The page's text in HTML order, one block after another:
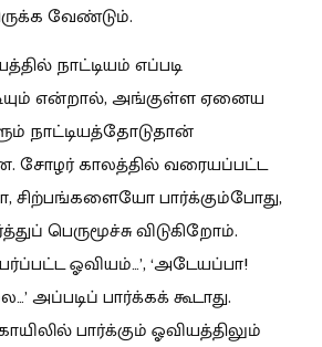
வேண்டும்.
நாட்டியம் எப்படி
என்றால், அங்குள்ள ஏனைய
நாட்டியத்தோடுதான்
சோழர் காலத்தில் வரையப்பட்ட
பார்க்கும்போது,
பெருமூச்சு விடுகிறோம்.
ஓவியம்…’, ‘அடேயப்பா!
அப்படிப் பார்க்கக் கூடாது.
பார்க்கும் ஓவியத்திலும்